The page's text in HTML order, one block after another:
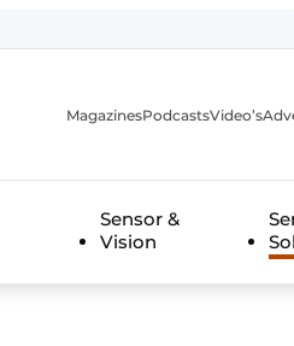
MagazinesPodcastsVideo’s
Sensor &
Vision